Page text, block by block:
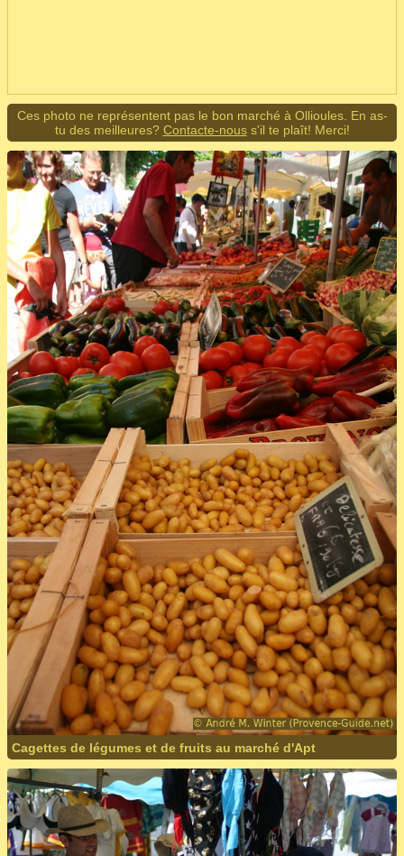
Ces photo ne représentent pas le bon marché à Ollioules. En as-
tu des meilleures? Contacte-nouss'il te plaît! Merci!
Cagettes de légumes et de fruits au marché d'Apt